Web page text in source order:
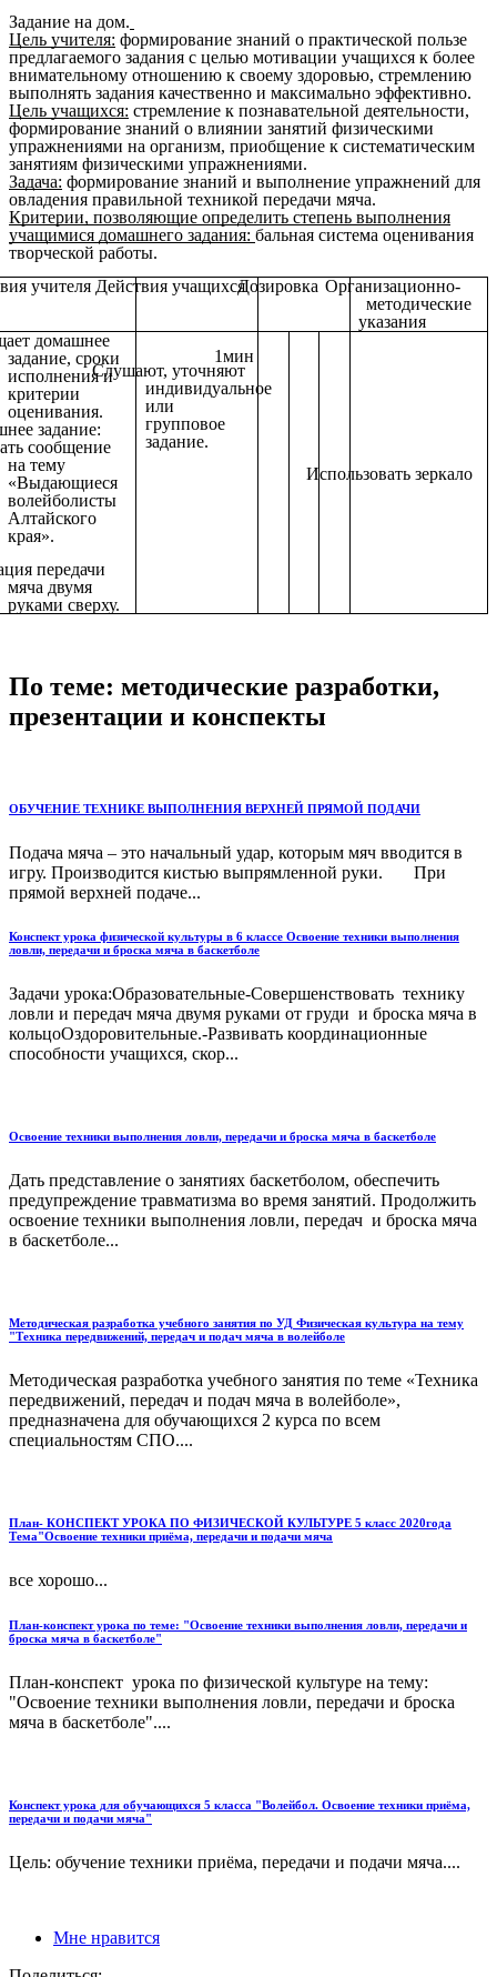
Задание на дом.
Цель учителя: формирование знаний о практической пользе
предлагаемого задания с целью мотивации учащихся к более
внимательному отношению к своему здоровью, стремлению
выполнять задания качественно и максимально эффективно.
Цель учащихся: стремление к познавательной деятельности,
формирование знаний о влиянии занятий физическими
упражнениями на организм, приобщение к систематическим
занятиям физическими упражнениями.
Задача: формирование знаний и выполнение упражнений для
овладения правильной техникой передачи мяча.
Критерии, позволяющие определить степень выполнения
учащимися домашнего задания: бальная система оценивания
творческой работы.
учителя Действия учащихсяДозировка Организационно-
методические
указания
домашнее
задание, сроки
исполнения и
критерии
оценивания.
задание:
сообщение
на тему
«Выдающиеся
волейболисты
Алтайского
края».
передачи
мяча двумя
руками сверху.
Слушают, уточняют
индивидуальное
или
групповое
задание.
1мин
Использовать зеркало
По теме: методические разработки,
презентации и конспекты
ОБУЧЕНИЕ ТЕХНИКЕ ВЫПОЛНЕНИЯ ВЕРХНЕЙ ПРЯМОЙ ПОДАЧИ
Подача мяча – это начальный удар, которым мяч вводится в
игру. Производится кистью выпрямленной руки. При
прямой верхней подаче...
Конспект урока физической культуры в 6 классе Освоение техники выполнения
ловли, передачи и броска мяча в баскетболе
Задачи урока:Образовательные-Совершенствовать технику
ловли и передач мяча двумя руками от груди и броска мяча в
кольцоОздоровительные.-Развивать координационные
способности учащихся, скор...
Освоение техники выполнения ловли, передачи и броска мяча в баскетболе
Дать представление о занятиях баскетболом, обеспечить
предупреждение травматизма во время занятий. Продолжить
освоение техники выполнения ловли, передач и броска мяча
в баскетболе...
Методическая разработка учебного занятия по УД Физическая культура на тему
"Техника передвижений, передач и подач мяча в волейболе
Методическая разработка учебного занятия по теме «Техника
передвижений, передач и подач мяча в волейболе»,
предназначена для обучающихся 2 курса по всем
специальностям СПО....
План- КОНСПЕКТ УРОКА ПО ФИЗИЧЕСКОЙ КУЛЬТУРЕ 5 класс 2020года
Тема"Освоение техники приёма, передачи и подачи мяча
все хорошо...
План-конспект урока по теме: "Освоение техники выполнения ловли, передачи и
броска мяча в баскетболе"
План-конспект урока по физической культуре на тему:
"Освоение техники выполнения ловли, передачи и броска
мяча в баскетболе"....
Конспект урока для обучающихся 5 класса "Волейбол. Освоение техники приёма,
передачи и подачи мяча"
Цель: обучение техники приёма, передачи и подачи мяча....
Мне нравится